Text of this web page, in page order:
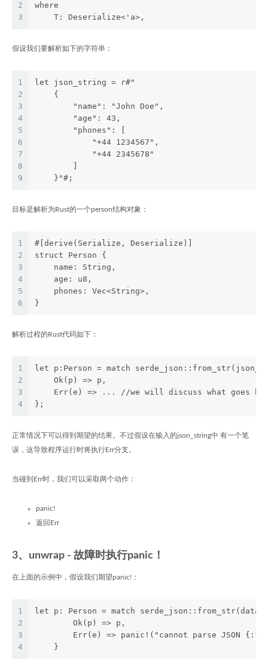
2
3
where
    T: Deserialize<'a>,
假设我们要解析如下的字符串：
1
2
3
4
5
6
7
8
9
let json_string = r#"
    {
        "name": "John Doe",
        "age": 43,
        "phones": [
            "+44 1234567",
            "+44 2345678"
    }"#;
目标是解析为Rust的一个person结构对象：
1
2
3
4
5
6
#[derive(Serialize, Deserialize)]
struct Person {
    name: String,
    age: u8,
    phones: Vec<String>,
}
解析过程的Rust代码如下：
1
2
3
4
let p:Person = match
    Ok(p) => p,
Err(e) => ... //we will discuss what goes
};
正常情况下可以得到期望的结果。不过假设在输入的json_string中 有一个笔
误，这导致程序运行时将执行Err分支。
当碰到Err时，我们可以采取两个动作：
panic!
返回Err
3、unwrap - 故障时执行panic！
在上面的示例中，假设我们期望panic!：
1
2
3
4
let p: Person = match
        Ok(p) => p,
Err(e) => panic!("cannot parse JSON
    }